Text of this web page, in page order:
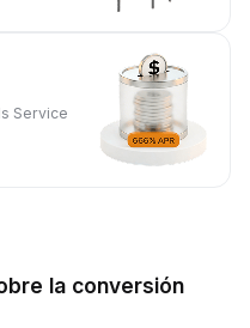
Service
la conversión